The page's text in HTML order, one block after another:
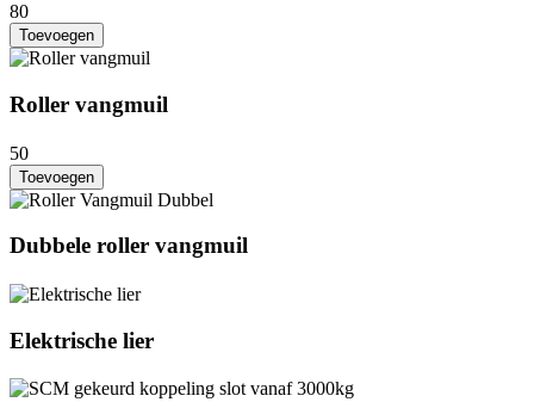
80
Toevoegen
Roller vangmuil
50
Toevoegen
Dubbele roller vangmuil
Elektrische lier